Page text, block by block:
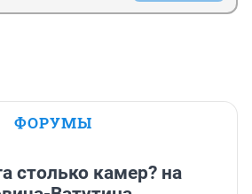
ФОРУМЫ
столько камер? на